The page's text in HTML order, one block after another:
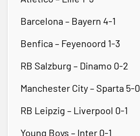
Barcelona – Bayern 4-1
Benfica – Feyenoord 1-3
RB Salzburg – Dinamo 0-2
Manchester City – Sparta 5-0
RB Leipzig – Liverpool 0-1
Young Boys – Inter 0-1